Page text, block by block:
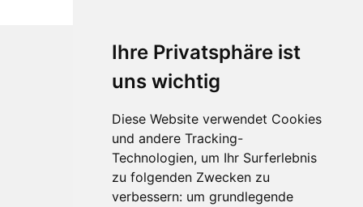
Ihre Privatsphäre ist
uns wichtig
Diese Website verwendet Cookies
und andere Tracking-
Technologien, um Ihr Surferlebnis
zu folgenden Zwecken zu
verbessern: um grundlegende
Für Makler:innen